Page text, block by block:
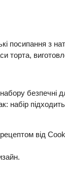
посипання з
торта,
набору
підходить
від